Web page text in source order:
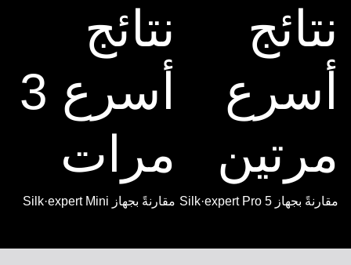
نتائج
أسرع
مرتين
مقارنةً بجهاز Silk·expert Pro 5
نتائج
أسرع 3
مرات
مقارنةً بجهاز Silk·expert Mini